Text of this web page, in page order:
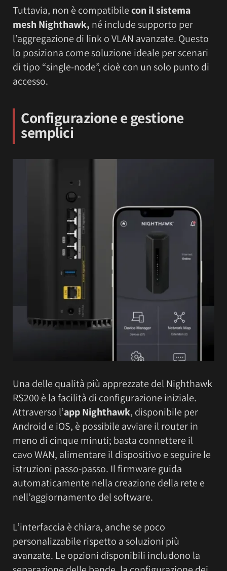
Tuttavia, non è compatibilecon il sistema
mesh Nighthawk, né include supporto per
l’aggregazione di link o VLAN avanzate. Questo
lo posiziona come soluzione ideale per scenari
di tipo “single-node”, cioè con un solo punto di
accesso.
Configurazione e gestione
semplici
Una delle qualità più apprezzate del Nighthawk
RS200 è la facilità di configurazione iniziale.
Attraverso l’app Nighthawk, disponibile per
Android e iOS, è possibile avviare il router in
meno di cinque minuti; basta connettere il
cavo WAN, alimentare il dispositivo e seguire le
istruzioni passo-passo. Il firmware guida
automaticamente nella creazione della rete e
nell’aggiornamento del software.
L’interfaccia è chiara, anche se poco
personalizzabile rispetto a soluzioni più
avanzate. Le opzioni disponibili includono la